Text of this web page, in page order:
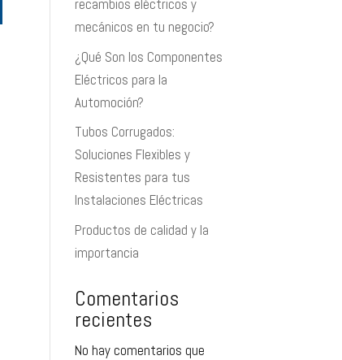
recambios eléctricos y
mecánicos en tu negocio?
¿Qué Son los Componentes
Eléctricos para la
Automoción?
Tubos Corrugados:
Soluciones Flexibles y
Resistentes para tus
Instalaciones Eléctricas
Productos de calidad y la
importancia
Comentarios
recientes
No hay comentarios que